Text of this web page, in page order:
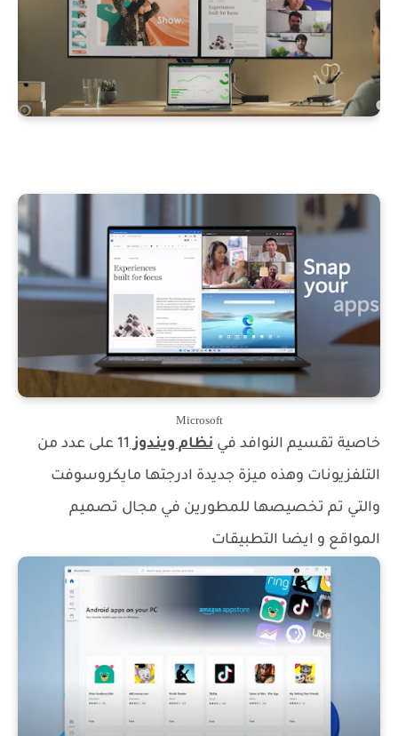
Microsoft
خاصية تقسيم النوافد في نظام ويندوز
11 على عدد من
التلفزيونات وهذه ميزة جديدة ادرجتها مايكروسوفت
والتي تم تخصيصها للمطورين في مجال تصميم
المواقع و ايضا التطبيقات